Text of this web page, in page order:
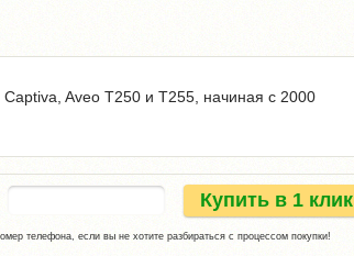
Aveo T250 и T255, начиная с 2000
Купить в 1 клик
телефона, если вы не хотите разбираться с процессом покупки!